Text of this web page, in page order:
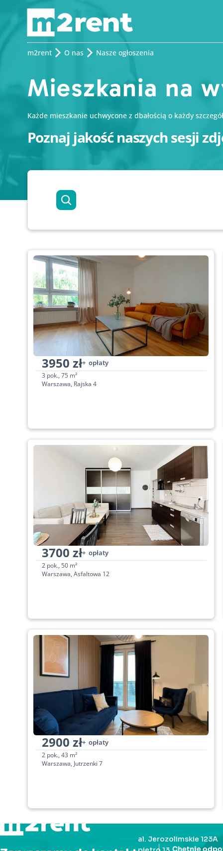
m2rent O nas Nasze ogłoszenia
Mieszkania na
Każde mieszkanie uchwycone z dbałością o każdy
Poznaj jakość naszych sesji
3950 zł+  opłaty
3 pok., 75 m²
Warszawa, Rajska 4
3700 zł+  opłaty
2 pok., 50 m²
Warszawa, Asfaltowa 12
2900 zł+  opłaty
2 pok., 43 m²
Warszawa, Jutrzenki 7
Chętnie
al. Jerozolimskie 123A